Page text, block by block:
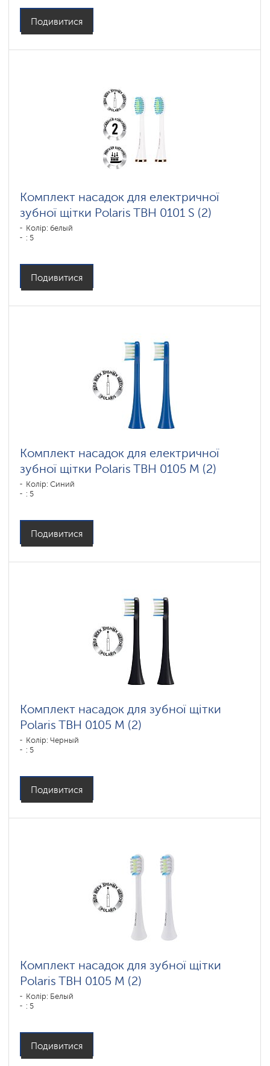
Подивитися
Комплект насадок для електричної
зубної щітки Polaris TBH 0101 S (2)
Колір: белый
: 5
Подивитися
Комплект насадок для електричної
зубної щітки Polaris TBH 0105 M (2)
Колір: Синий
: 5
Подивитися
Комплект насадок для зубної щітки
Polaris TBH 0105 M (2)
Колір: Черный
: 5
Подивитися
Комплект насадок для зубної щітки
Polaris TBH 0105 M (2)
Колір: Белый
: 5
Подивитися